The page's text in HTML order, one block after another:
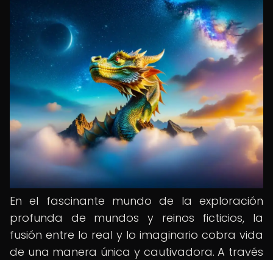
En el fascinante mundo de la exploración
profunda de mundos y reinos ficticios, la
fusión entre lo real y lo imaginario cobra vida
de una manera única y cautivadora. A través